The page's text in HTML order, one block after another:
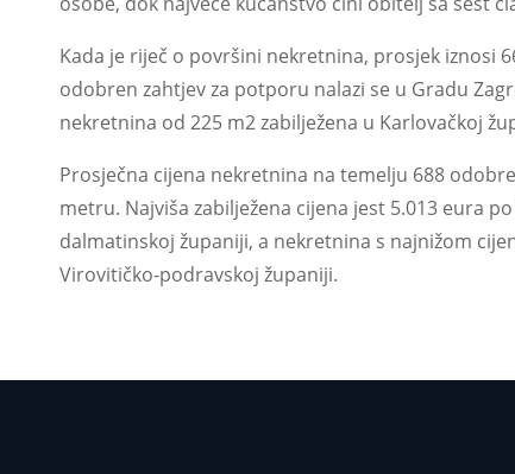
Kada je riječ o površini nekretnina, prosjek iznosi
odobren zahtjev za potporu nalazi se u Gradu
nekretnina od 225 m2 zabilježena u Karlovačkoj
Prosječna cijena nekretnina na temelju 688
metru. Najviša zabilježena cijena jest 5.013 eura
dalmatinskoj županiji, a nekretnina s najnižom
Virovitičko-podravskoj županiji.